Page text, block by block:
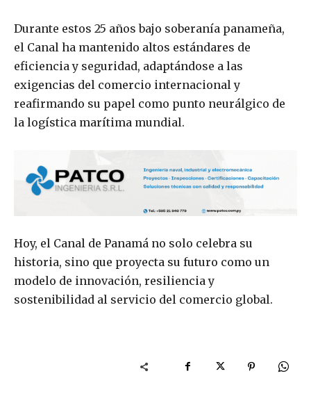
Durante estos 25 años bajo soberanía panameña,
el Canal ha mantenido altos estándares de
eficiencia y seguridad, adaptándose a las
exigencias del comercio internacional y
reafirmando su papel como punto neurálgico de
la logística marítima mundial.
Hoy, el Canal de Panamá no solo celebra su
historia, sino que proyecta su futuro como un
modelo de innovación, resiliencia y
sostenibilidad al servicio del comercio global.